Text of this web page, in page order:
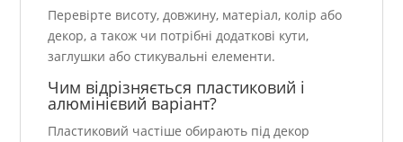
Перевірте висоту, довжину, матеріал, колір або
декор, а також чи потрібні додаткові кути,
заглушки або стикувальні елементи.
Чим відрізняється пластиковий і
алюмінієвий варіант?
Пластиковий частіше обирають під декор